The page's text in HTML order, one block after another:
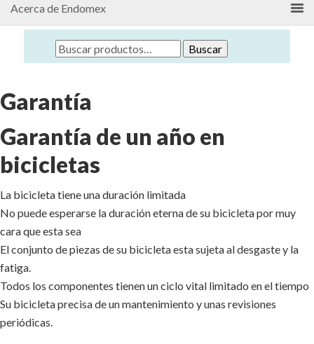
Acerca de Endomex
Buscar
Garantía
Garantía de un año en
bicicletas
La bicicleta tiene una duración limitada
No puede esperarse la duración eterna de su bicicleta por muy
cara que esta sea
El conjunto de piezas de su bicicleta esta sujeta al desgaste y la
fatiga.
Todos los componentes tienen un ciclo vital limitado en el tiempo
Su bicicleta precisa de un mantenimiento y unas revisiones
periódicas.